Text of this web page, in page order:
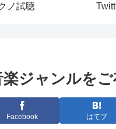
ノ試聴
ジャンルをご
Facebook はてブ